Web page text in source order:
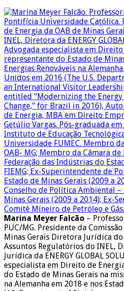
Marina Meyer Falcão –
PUC/MG. Presidente da
Minas Gerais Diretora Jurídica
Assuntos Regulatórios do INEL,
Jurídica da ENERGY GLOBAL
especialista em Direito de
do Estado de Minas Gerais na
na Alemanha em 2018 e nos